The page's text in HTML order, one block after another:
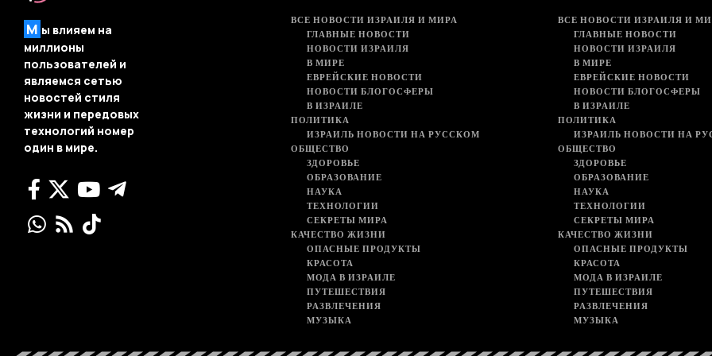
М ы влияем на
миллионы
пользователей и
являемся сетью
новостей стиля
жизни и передовых
технологий номер
один в мире.
ВСЕ НОВОСТИ ИЗРАИЛЯ И МИРА
ГЛАВНЫЕ НОВОСТИ
НОВОСТИ ИЗРАИЛЯ
В МИРЕ
ЕВРЕЙСКИЕ НОВОСТИ
НОВОСТИ БЛОГОСФЕРЫ
В ИЗРАИЛЕ
ПОЛИТИКА
ИЗРАИЛЬ НОВОСТИ НА РУССКОМ
ОБЩЕСТВО
ЗДОРОВЬЕ
ОБРАЗОВАНИЕ
НАУКА
ТЕХНОЛОГИИ
СЕКРЕТЫ МИРА
КАЧЕСТВО ЖИЗНИ
ОПАСНЫЕ ПРОДУКТЫ
КРАСОТА
МОДА В ИЗРАИЛЕ
ПУТЕШЕСТВИЯ
РАЗВЛЕЧЕНИЯ
МУЗЫКА
ВСЕ НОВОСТИ ИЗРАИЛЯ И
ГЛАВНЫЕ НОВОСТИ
НОВОСТИ ИЗРАИЛЯ
В МИРЕ
ЕВРЕЙСКИЕ НОВОСТИ
НОВОСТИ БЛОГОСФЕРЫ
В ИЗРАИЛЕ
ПОЛИТИКА
ИЗРАИЛЬ НОВОСТИ НА
ОБЩЕСТВО
ЗДОРОВЬЕ
ОБРАЗОВАНИЕ
НАУКА
ТЕХНОЛОГИИ
СЕКРЕТЫ МИРА
КАЧЕСТВО ЖИЗНИ
ОПАСНЫЕ ПРОДУКТЫ
КРАСОТА
МОДА В ИЗРАИЛЕ
ПУТЕШЕСТВИЯ
РАЗВЛЕЧЕНИЯ
МУЗЫКА